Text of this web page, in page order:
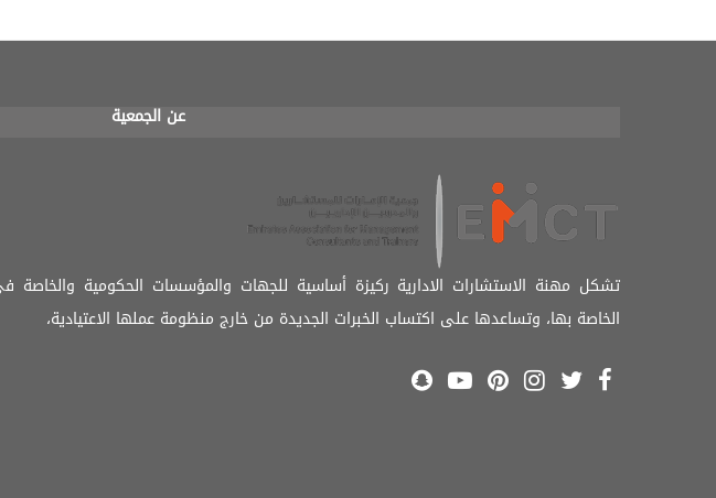
عن الجمعية
تشكل مهنة الاستشارات الادارية ركيزة أساسية للجهات والمؤسسات الحكومية والخاصة
الخاصة بها، وتساعدها على اكتساب الخبرات الجديدة من خارج منظومة عملها الاعتيادية،